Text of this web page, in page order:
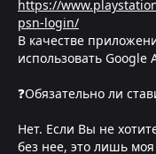
https://
psn-login/
В качестве
использовать
❓Обязательно ли
Нет. Если Вы не
без нее, это лишь